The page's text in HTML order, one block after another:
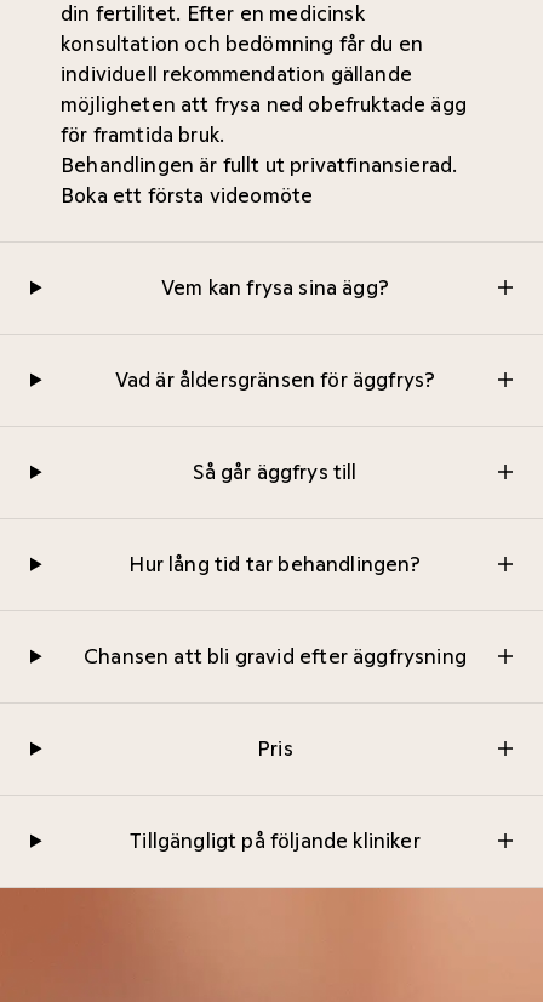
din fertilitet. Efter en medicinsk
konsultation och bedömning får du en
individuell rekommendation gällande
möjligheten att frysa ned obefruktade ägg
för framtida bruk.
Behandlingen är fullt ut privatfinansierad.
Boka ett första videomöte
Vem kan frysa sina ägg?
Vad är åldersgränsen för äggfrys?
Så går äggfrys till
Hur lång tid tar behandlingen?
Chansen att bli gravid efter äggfrysning
Pris
Tillgängligt på följande kliniker